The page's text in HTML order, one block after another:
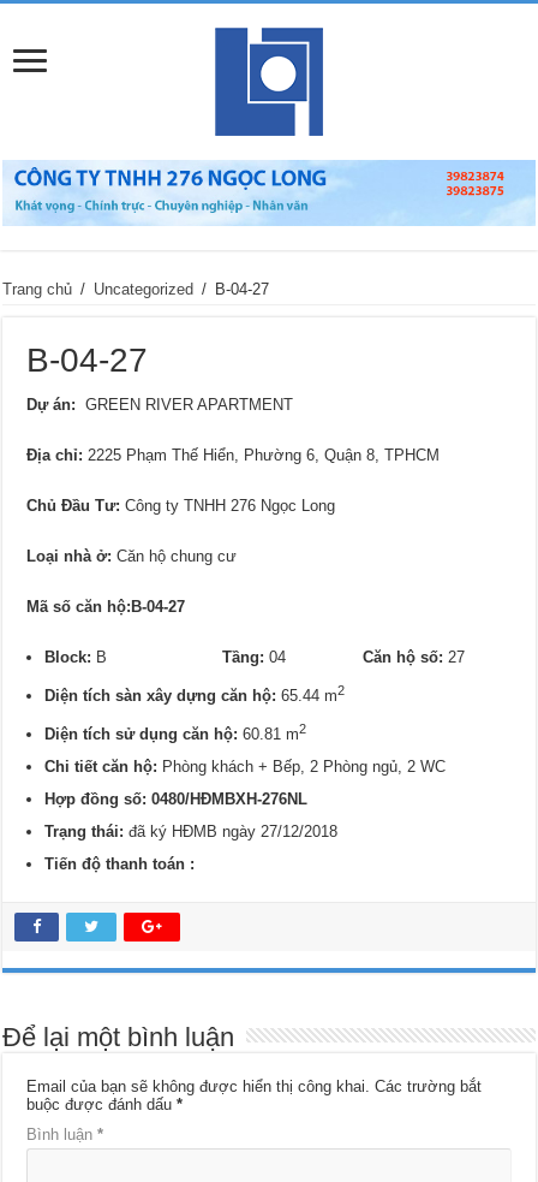
Trang chủ / Uncategorized / B-04-27
B-04-27
Dự án: GREEN RIVER APARTMENT
Địa chỉ: 2225 Phạm Thế Hiển, Phường 6, Quận 8, TPHCM
Chủ Đầu Tư: Công ty TNHH 276 Ngọc Long
Loại nhà ở: Căn hộ chung cư
Mã số căn hộ:B-04-27
Block: BTầng: 04Căn hộ số: 27
Diện tích sàn xây dựng căn hộ:65.44 m2
Diện tích sử dụng căn hộ: 60.81 m2
Chi tiết căn hộ: Phòng khách + Bếp, 2 Phòng ngủ, 2 WC
Hợp đồng số: 0480/HĐMBXH-276NL
Trạng thái:đã ký HĐMB ngày 27/12/2018
Tiến độ thanh toán :
Để lại một bình luận
Email của bạn sẽ không được hiển thị công khai. Các trường bắt
buộc được đánh dấu*
Bình luận*